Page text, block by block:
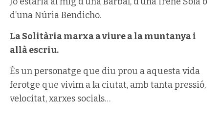
d’una Núria Bendicho.
La Solitària marxa a viure a la muntanya i
allà escriu.
És un personatge que diu prou a aquesta vida
ferotge que vivim a la ciutat, amb tanta pressió,
velocitat, xarxes socials…